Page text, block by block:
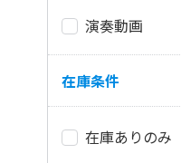
演奏動画
在庫条件
在庫ありのみ